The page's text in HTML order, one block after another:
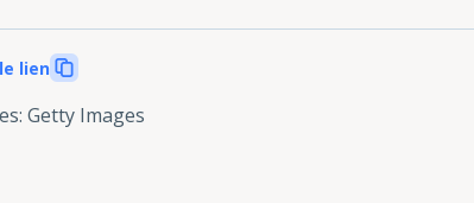
lien
: Getty Images